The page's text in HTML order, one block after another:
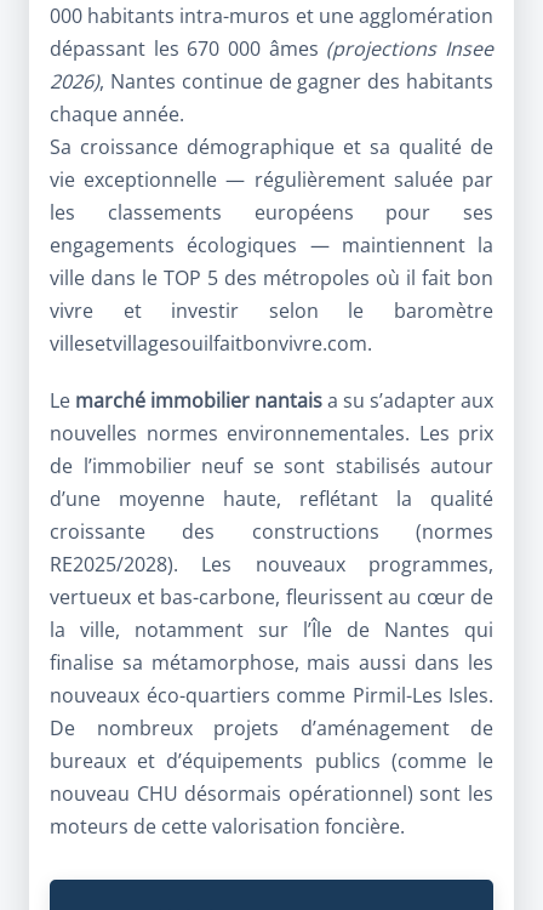
000 habitants intra-muros et une agglomération
dépassant les 670 000 âmes (projections Insee
2026), Nantes continue de gagner des habitants
chaque année.
Sa croissance démographique et sa qualité de
vie exceptionnelle — régulièrement saluée par
les classements européens pour ses
engagements écologiques — maintiennent la
ville dans le TOP 5 des métropoles où il fait bon
vivre et investir selon le baromètre
villesetvillagesouilfaitbonvivre.com.
Le marché immobilier nantaisa su s’adapter aux
nouvelles normes environnementales. Les prix
de l’immobilier neuf se sont stabilisés autour
d’une moyenne haute, reflétant la qualité
croissante des constructions (normes
RE2025/2028). Les nouveaux programmes,
vertueux et bas-carbone, fleurissent au cœur de
la ville, notamment sur l’Île de Nantes qui
finalise sa métamorphose, mais aussi dans les
nouveaux éco-quartiers comme Pirmil-Les Isles.
De nombreux projets d’aménagement de
bureaux et d’équipements publics (comme le
nouveau CHU désormais opérationnel) sont les
moteurs de cette valorisation foncière.